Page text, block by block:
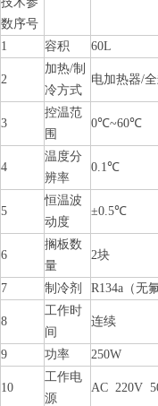
数序号
1 容积 60L
2
加热/制
冷方式
电加热器/
3
控温范
围
0℃~60℃
4
温度分
辨率
0.1℃
5
恒温波
动度
±0.5℃
6
搁板数
量
2块
7 制冷剂 R134a（无
8
工作时
间
连续
9 功率 250W
10
工作电
源
AC 220V